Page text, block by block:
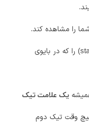
را مشاهده کند.
را که در بایوی
یک علامت تیک
وقت تیک دوم